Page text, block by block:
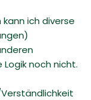
ich diverse
noch nicht.